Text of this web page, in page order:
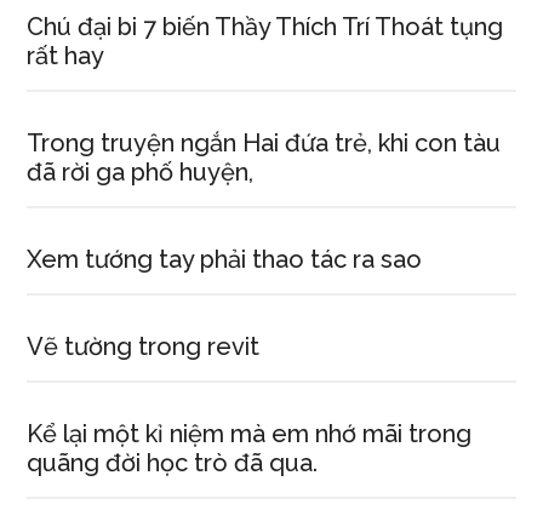
Chú đại bi 7 biến Thầy Thích Trí Thoát tụng
rất hay
Trong truyện ngắn Hai đứa trẻ, khi con tàu
đã rời ga phố huyện,
Xem tướng tay phải thao tác ra sao
Vẽ tường trong revit
Kể lại một kỉ niệm mà em nhớ mãi trong
quãng đời học trò đã qua.